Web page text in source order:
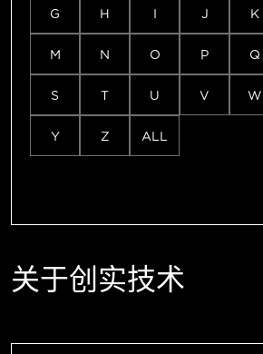
G H I J K
M N O P Q
S T U V W
Y Z ALL
关于创实技术